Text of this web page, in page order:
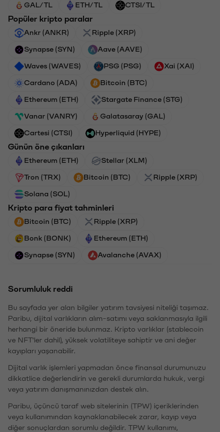
GAL/TL ETH/TL CTSI/TL
Popüler kripto paralar
Ankr (ANKR) Ripple (XRP)
Synapse (SYN) Aave (AAVE)
Waves (WAVES) PSG (PSG) Xai (XAI)
Cardano (ADA) Bitcoin (BTC)
Ethereum (ETH) Stargate Finance (STG)
Vanar (VANRY) Galatasaray (GAL)
Cartesi (CTSI) Hyperliquid (HYPE)
Günün öne çıkanları
Ethereum (ETH) Stellar (XLM)
Tron (TRX) Bitcoin (BTC) Ripple (XRP)
Solana (SOL)
Kripto para fiyat tahminleri
Bitcoin (BTC) Ripple (XRP)
Bonk (BONK) Ethereum (ETH)
Synapse (SYN) Avalanche (AVAX)
Sorumluluk reddi
Bu sayfada yer alan bilgiler yatırım tavsiyesi niteliği taşımaz.
Paribu, dijital varlıkların alım-satımı veya saklanmasıyla ilgili
herhangi bir öneride bulunmaz. Kripto varlıklar (stablecoin
ve NFT'ler dahil), yüksek volatiliteye sahiptir ve ani değer
kayıpları yaşanabilir.
Dijital varlık işlemleri yapmadan önce finansal durumunuzu
dikkatlice değerlendirin ve gerekli durumlarda hukuk, vergi
veya yatırım danışmanınızdan destek alın.
Paribu, üçüncü taraf web sitelerinin (TPW) içeriklerinden
veya kullanımından kaynaklanabilecek zarar, kayıp veya
diğer sonuçlardan sorumlu değildir. TPW kullanımı,